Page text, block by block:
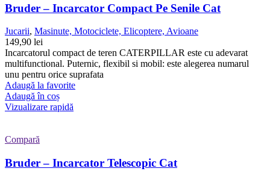
Bruder – Incarcator Compact Pe Senile Cat
Jucarii, Masinute, Motociclete, Elicoptere, Avioane
149,90 lei
Incarcatorul compact de teren CATERPILLAR este cu adevarat
multifunctional. Puternic, flexibil si mobil: este alegerea numarul
unu pentru orice suprafata
Adaugă la favorite
Adaugă în coș
Vizualizare rapidă
Compară
Bruder – Incarcator Telescopic Cat